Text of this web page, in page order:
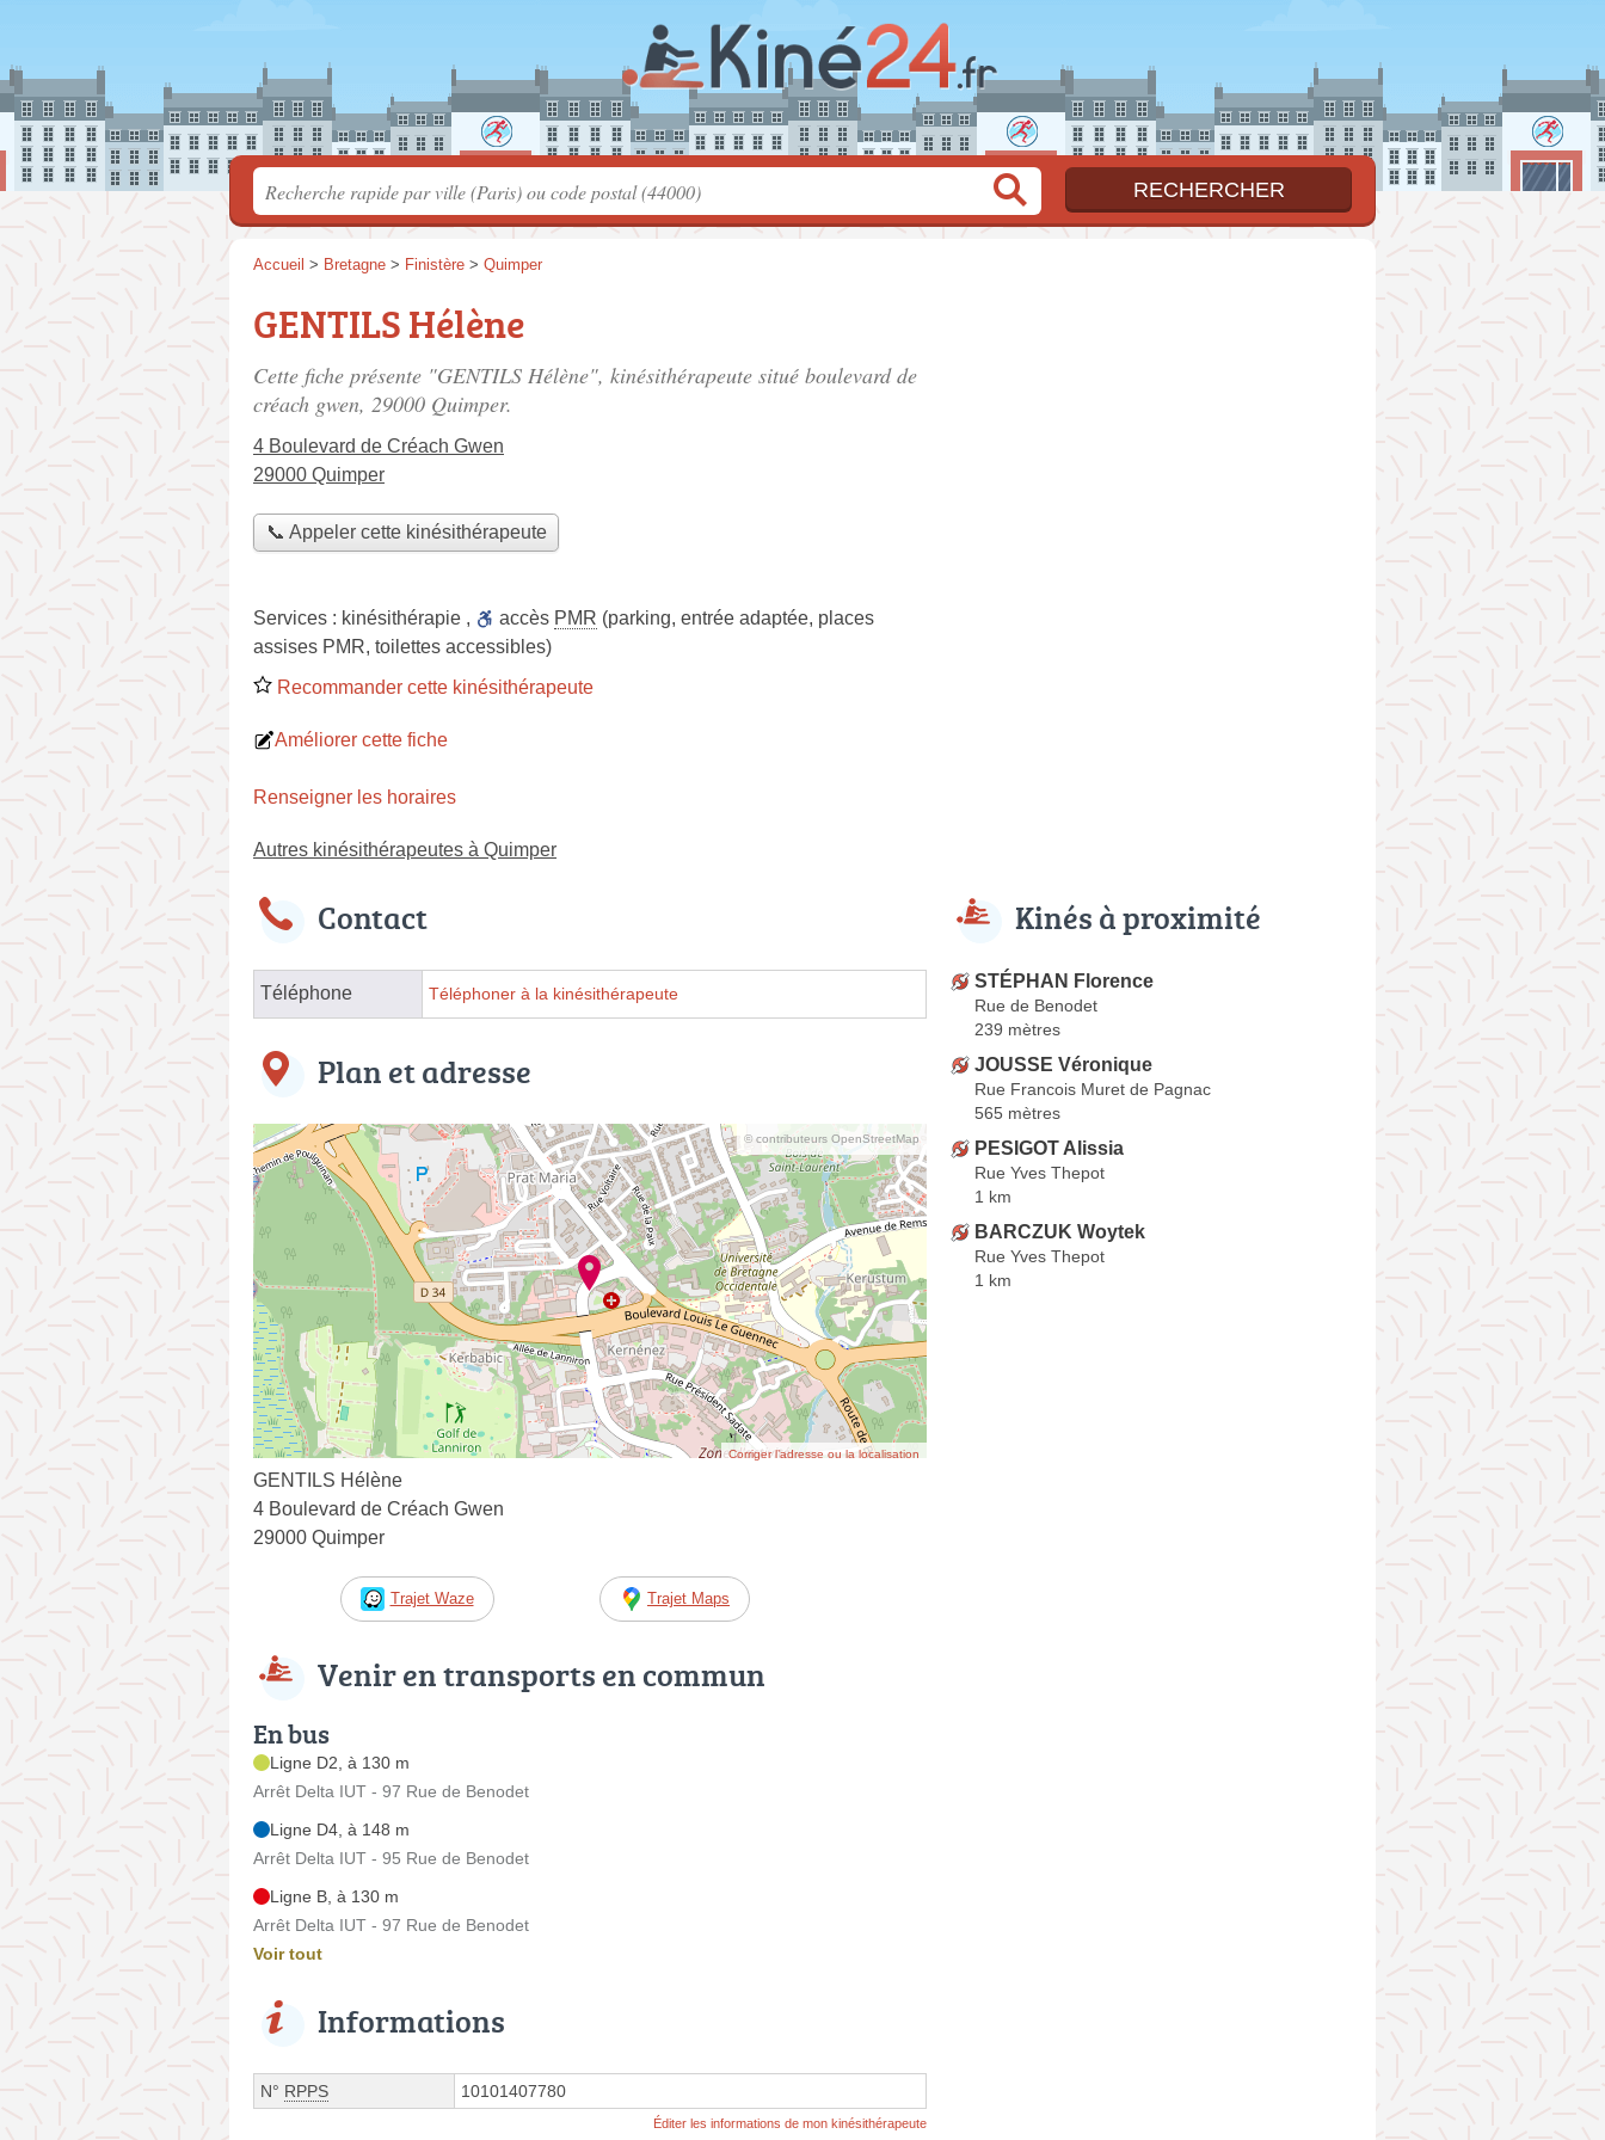
Accueil > Bretagne > Finistère > Quimper
GENTILS Hélène
Cette fiche présente "GENTILS Hélène", kinésithérapeute situé boulevard de
créach gwen, 29000 Quimper.
4 Boulevard de Créach Gwen
29000 Quimper
📞 Appeler cette kinésithérapeute
Services : kinésithérapie , accès PMR (parking, entrée adaptée, places
assises PMR, toilettes accessibles)
Recommander cette kinésithérapeute
Améliorer cette fiche
Renseigner les horaires
Autres kinésithérapeutes à Quimper
Contact
Téléphone Téléphoner à la kinésithérapeute
Plan et adresse
© contributeurs OpenStreetMap
Corriger l’adresse ou la localisation
GENTILS Hélène
4 Boulevard de Créach Gwen
29000 Quimper
Trajet Waze Trajet Maps
Venir en transports en commun
En bus
Ligne D2, à 130 m
Arrêt Delta IUT - 97 Rue de Benodet
Ligne D4, à 148 m
Arrêt Delta IUT - 95 Rue de Benodet
Ligne B, à 130 m
Arrêt Delta IUT - 97 Rue de Benodet
Voir tout
Informations
N° RPPS 10101407780
Éditer les informations de mon kinésithérapeute
Kinés à proximité
STÉPHAN Florence
Rue de Benodet
239 mètres
JOUSSE Véronique
Rue Francois Muret de Pagnac
565 mètres
PESIGOT Alissia
Rue Yves Thepot
1 km
BARCZUK Woytek
Rue Yves Thepot
1 km